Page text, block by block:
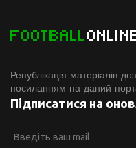
FOOTBALL
Републікація матеріалів
посиланням на даний
Підписатися на